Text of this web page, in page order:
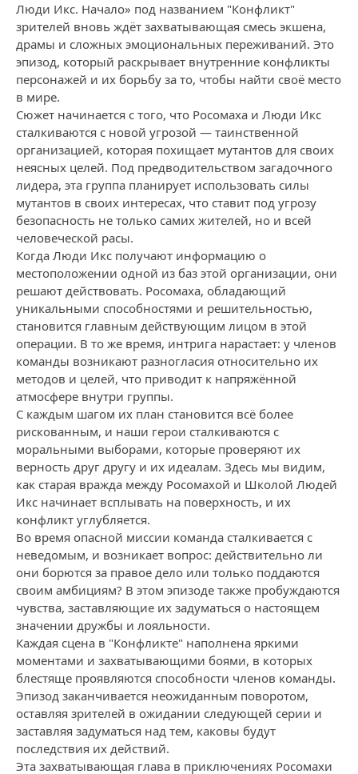
Люди Икс. Начало» под названием "Конфликт"
зрителей вновь ждёт захватывающая смесь экшена,
драмы и сложных эмоциональных переживаний. Это
эпизод, который раскрывает внутренние конфликты
персонажей и их борьбу за то, чтобы найти своё место
в мире.
Сюжет начинается с того, что Росомаха и Люди Икс
сталкиваются с новой угрозой — таинственной
организацией, которая похищает мутантов для своих
неясных целей. Под предводительством загадочного
лидера, эта группа планирует использовать силы
мутантов в своих интересах, что ставит под угрозу
безопасность не только самих жителей, но и всей
человеческой расы.
Когда Люди Икс получают информацию о
местоположении одной из баз этой организации, они
решают действовать. Росомаха, обладающий
уникальными способностями и решительностью,
становится главным действующим лицом в этой
операции. В то же время, интрига нарастает: у членов
команды возникают разногласия относительно их
методов и целей, что приводит к напряжённой
атмосфере внутри группы.
С каждым шагом их план становится всё более
рискованным, и наши герои сталкиваются с
моральными выборами, которые проверяют их
верность друг другу и их идеалам. Здесь мы видим,
как старая вражда между Росомахой и Школой Людей
Икс начинает всплывать на поверхность, и их
конфликт углубляется.
Во время опасной миссии команда сталкивается с
неведомым, и возникает вопрос: действительно ли
они борются за правое дело или только поддаются
своим амбициям? В этом эпизоде также пробуждаются
чувства, заставляющие их задуматься о настоящем
значении дружбы и лояльности.
Каждая сцена в "Конфликте" наполнена яркими
моментами и захватывающими боями, в которых
блестяще проявляются способности членов команды.
Эпизод заканчивается неожиданным поворотом,
оставляя зрителей в ожидании следующей серии и
заставляя задуматься над тем, каковы будут
последствия их действий.
Эта захватывающая глава в приключениях Росомахи